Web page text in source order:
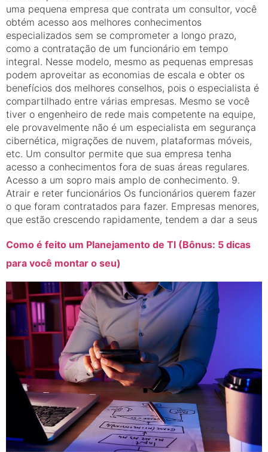
uma pequena empresa que contrata um consultor, você
obtém acesso aos melhores conhecimentos
especializados sem se comprometer a longo prazo,
como a contratação de um funcionário em tempo
integral. Nesse modelo, mesmo as pequenas empresas
podem aproveitar as economias de escala e obter os
benefícios dos melhores conselhos, pois o especialista é
compartilhado entre várias empresas. Mesmo se você
tiver o engenheiro de rede mais competente na equipe,
ele provavelmente não é um especialista em segurança
cibernética, migrações de nuvem, plataformas móveis,
etc. Um consultor permite que sua empresa tenha
acesso a conhecimentos fora de suas áreas regulares.
Acesso a um sopro mais amplo de conhecimento. 9.
Atrair e reter funcionários Os funcionários querem fazer
o que foram contratados para fazer. Empresas menores,
que estão crescendo rapidamente, tendem a dar a seus
Como é feito um Planejamento de TI (Bônus: 5 dicas
para você montar o seu)